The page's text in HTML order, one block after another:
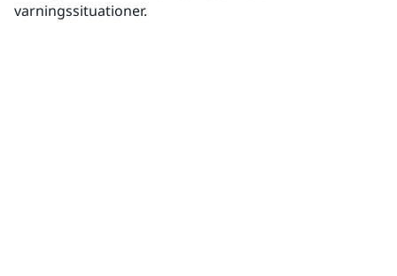
varningssituationer.